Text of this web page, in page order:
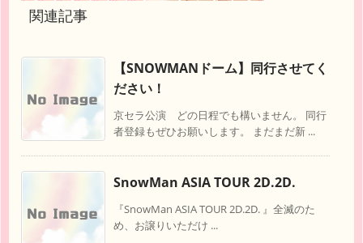
関連記事
【SNOWMANドーム】同行させてく
ださい！
京セラ公演 どの日程でも構いません。 同行
者登録もぜひお願いします。 まだまだ新 ...
SnowMan ASIA TOUR 2D.2D.
『SnowMan ASIA TOUR 2D.2D. 』全滅のた
め、お譲りいただけ ...